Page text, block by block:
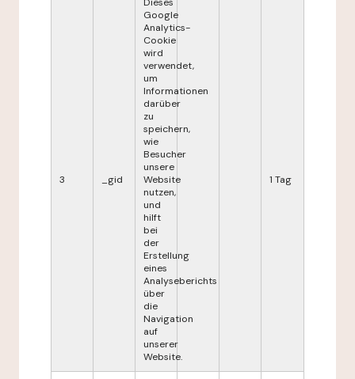
3 _gid
Google
Analytics-
Cookie
wird
verwendet,
um
Informationen
darüber
zu
speichern,
wie
Besucher
unsere
Website
nutzen,
und
hilft
bei
der
Erstellung
eines
Analyseberichts
über
die
Navigation
auf
unserer
Website.
1 Tag